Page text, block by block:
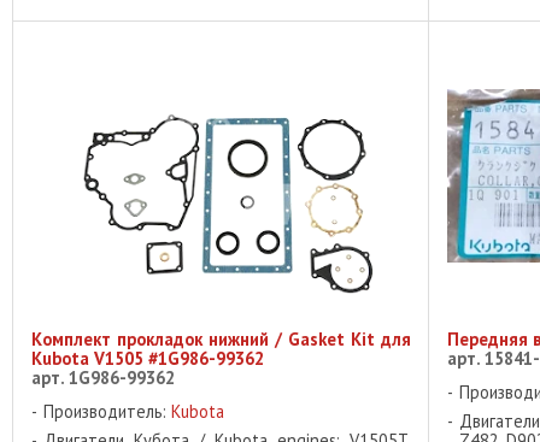
Комплект прокладок нижний / Gasket Kit для
Kubota V1505 #1G986-99362
арт. 1G986-99362
Производитель: Kubota
Передняя
арт.